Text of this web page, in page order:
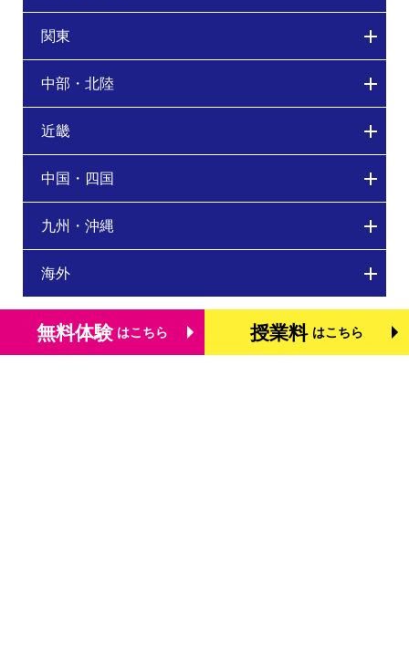
関東
中部・北陸
近畿
中国・四国
九州・沖縄
海外
無料体験 はこちら 授業料 はこちら